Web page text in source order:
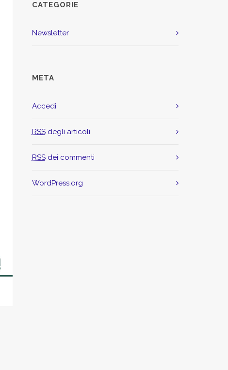
CATEGORIE
Newsletter
META
Accedi
RSSdegli articoli
RSSdei commenti
WordPress.org